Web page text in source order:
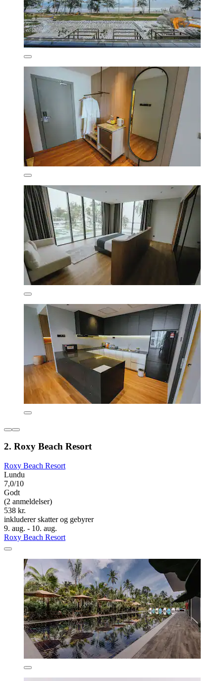
2. Roxy Beach Resort
Roxy Beach Resort
Lundu
7,0/10
Godt
(2 anmeldelser)
538 kr.
inkluderer skatter og gebyrer
9. aug. - 10. aug.
Roxy Beach Resort